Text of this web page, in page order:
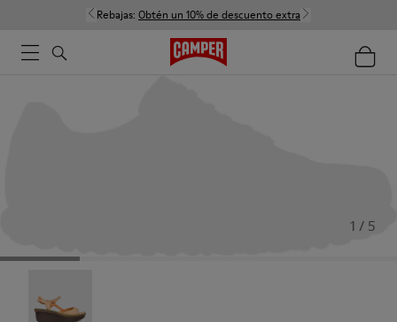
Rebajas: Obtén un 10% de descuento extra
1 / 5